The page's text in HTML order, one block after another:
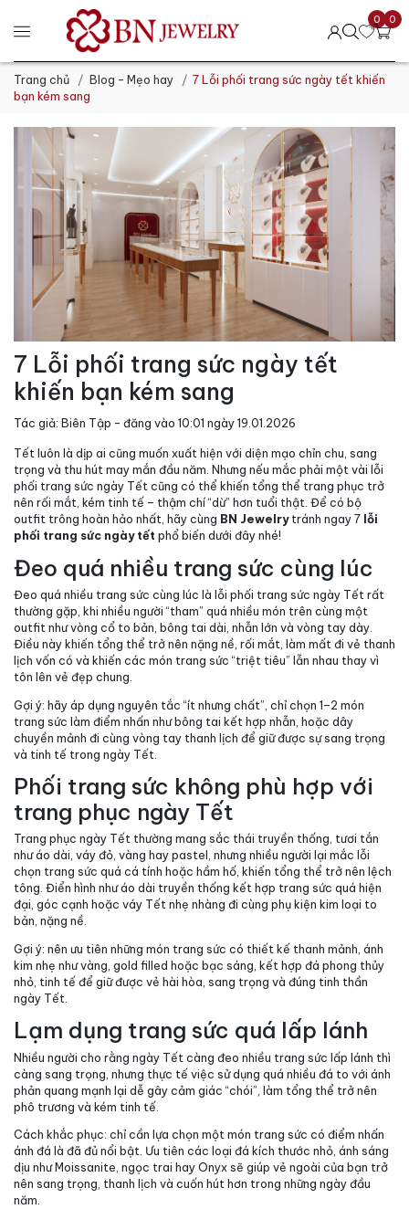
0 0
Trang chủ Blog - Mẹo hay
7 Lỗi phối trang sức ngày tết khiến
bạn kém sang
7 Lỗi phối trang sức ngày tết
khiến bạn kém sang
Tác giả: Biên Tập - đăng vào 10:01 ngày 19.01.2026
Tết luôn là dịp ai cũng muốn xuất hiện với diện mạo chỉn chu, sang
trọng và thu hút may mắn đầu năm. Nhưng nếu mắc phải một vài lỗi
phối trang sức ngày Tết cũng có thể khiến tổng thể trang phục trở
nên rối mắt, kém tinh tế – thậm chí “dừ” hơn tuổi thật. Để có bộ
outfit trông hoàn hảo nhất, hãy cùng BN Jewelry tránh ngay 7 lỗi
phối trang sức ngày tết phổ biến dưới đây nhé!
Đeo quá nhiều trang sức cùng lúc
Đeo quá nhiều trang sức cùng lúc là lỗi phối trang sức ngày Tết rất
thường gặp, khi nhiều người “tham” quá nhiều món trên cùng một
outfit như vòng cổ to bản, bông tai dài, nhẫn lớn và vòng tay dày.
Điều này khiến tổng thể trở nên nặng nề, rối mắt, làm mất đi vẻ thanh
lịch vốn có và khiến các món trang sức “triệt tiêu” lẫn nhau thay vì
tôn lên vẻ đẹp chung.
Gợi ý: hãy áp dụng nguyên tắc “ít nhưng chất”, chỉ chọn 1–2 món
trang sức làm điểm nhấn như bông tai kết hợp nhẫn, hoặc dây
chuyền mảnh đi cùng vòng tay thanh lịch để giữ được sự sang trọng
và tinh tế trong ngày Tết.
Phối trang sức không phù hợp với
trang phục ngày Tết
Trang phục ngày Tết thường mang sắc thái truyền thống, tươi tắn
như áo dài, váy đỏ, vàng hay pastel, nhưng nhiều người lại mắc lỗi
chọn trang sức quá cá tính hoặc hầm hố, khiến tổng thể trở nên lệch
tông. Điển hình như áo dài truyền thống kết hợp trang sức quá hiện
đại, góc cạnh hoặc váy Tết nhẹ nhàng đi cùng phụ kiện kim loại to
bản, nặng nề.
Gợi ý: nên ưu tiên những món trang sức có thiết kế thanh mảnh, ánh
kim nhẹ như vàng, gold filled hoặc bạc sáng, kết hợp đá phong thủy
nhỏ, tinh tế để giữ được vẻ hài hòa, sang trọng và đúng tinh thần
ngày Tết.
Lạm dụng trang sức quá lấp lánh
Nhiều người cho rằng ngày Tết càng đeo nhiều trang sức lấp lánh thì
càng sang trọng, nhưng thực tế việc sử dụng quá nhiều đá to với ánh
phản quang mạnh lại dễ gây cảm giác “chói”, làm tổng thể trở nên
phô trương và kém tinh tế.
Cách khắc phục: chỉ cần lựa chọn một món trang sức có điểm nhấn
ánh đá là đã đủ nổi bật. Ưu tiên các loại đá kích thước nhỏ, ánh sáng
dịu như Moissanite, ngọc trai hay Onyx sẽ giúp vẻ ngoài của bạn trở
nên sang trọng, thanh lịch và cuốn hút hơn trong những ngày đầu
năm.